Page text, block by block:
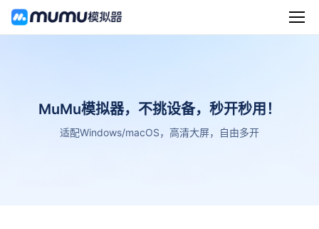
MuMu模拟器，不挑设备，秒开秒用！
适配Windows/macOS，高清大屏，自由多开